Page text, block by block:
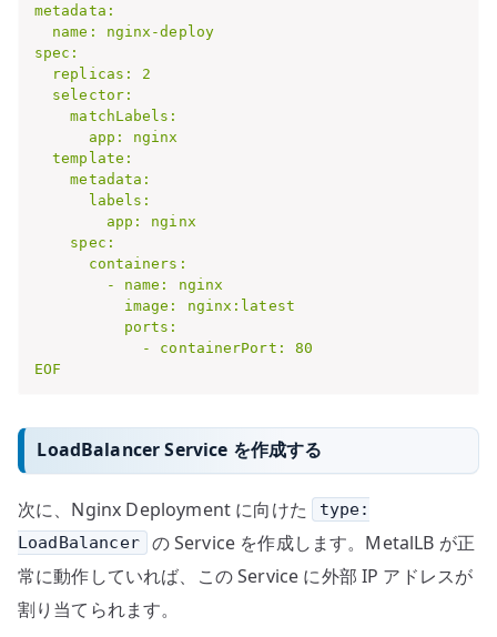
metadata:
  name: nginx-deploy
spec:
  replicas: 2
  selector:
    matchLabels:
      app: nginx
  template:
    metadata:
      labels:
        app: nginx
    spec:
      containers:
        - name: nginx
          image: nginx:latest
          ports:
            - containerPort: 80
EOF
LoadBalancer Service を作成する
次に、Nginx Deployment に向けた
type:
LoadBalancer
の Service を作成します。MetalLB が正
常に動作していれば、この Service に外部 IP アドレスが
割り当てられます。